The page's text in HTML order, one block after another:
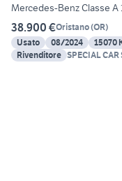
Mercedes-Benz Classe A
38.900 €Oristano(OR)
Usato
08/2024 15070
Rivenditore SPECIAL CAR